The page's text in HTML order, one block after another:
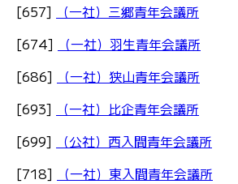
[657]
（一社）三郷青年会議所
[674]
（一社）羽生青年会議所
[686]
（一社）狭山青年会議所
[693]
（一社）比企青年会議所
[699]
（公社）西入間青年会議所
[718]
（一社）東入間青年会議所